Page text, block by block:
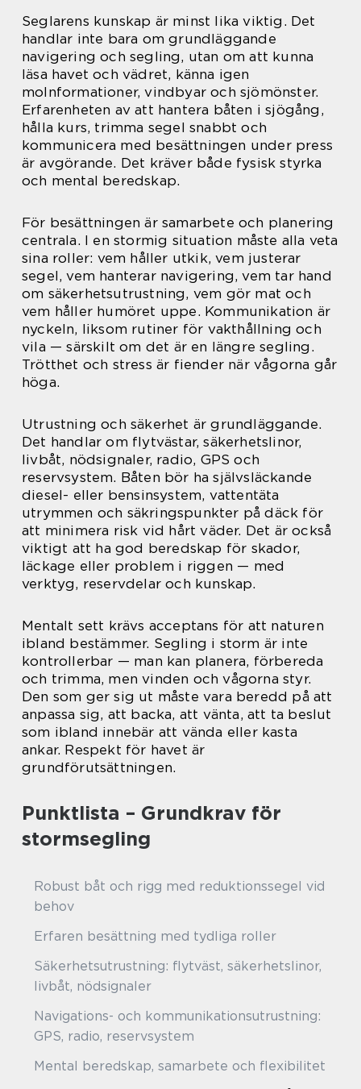
Seglarens kunskap är minst lika viktig. Det
handlar inte bara om grundläggande
navigering och segling, utan om att kunna
läsa havet och vädret, känna igen
molnformationer, vindbyar och sjö­mönster.
Erfarenheten av att hantera båten i sjögång,
hålla kurs, trimma segel snabbt och
kommunicera med besättningen under press
är avgörande. Det kräver både fysisk styrka
och mental beredskap.
För besättningen är samarbete och planering
centrala. I en stormig situation måste alla veta
sina roller: vem håller utkik, vem justerar
segel, vem hanterar navigering, vem tar hand
om säkerhetsutrustning, vem gör mat och
vem håller humöret uppe. Kommunikation är
nyckeln, liksom rutiner för vakthållning och
vila — särskilt om det är en längre segling.
Trötthet och stress är fiender när vågorna går
höga.
Utrustning och säkerhet är grundläggande.
Det handlar om flytvästar, säkerhetslinor,
livbåt, nödsignaler, radio, GPS och
reservsystem. Båten bör ha självsläckande
diesel- eller bensinsystem, vattentäta
utrymmen och säkringspunkter på däck för
att minimera risk vid hårt väder. Det är också
viktigt att ha god beredskap för skador,
läckage eller problem i riggen — med
verktyg, reservdelar och kunskap.
Mentalt sett krävs acceptans för att naturen
ibland bestämmer. Segling i storm är inte
kontrollerbar — man kan planera, förbereda
och trimma, men vinden och vågorna styr.
Den som ger sig ut måste vara beredd på att
anpassa sig, att backa, att vänta, att ta beslut
som ibland innebär att vända eller kasta
ankar. Respekt för havet är
grundförutsättningen.
Punktlista – Grundkrav för
stormsegling
Robust båt och rigg med reduktionssegel vid
behov
Erfaren besättning med tydliga roller
Säkerhetsutrustning: flytväst, säkerhetslinor,
livbåt, nödsignaler
Navigations- och kommunikationsutrustning:
GPS, radio, reservsystem
Mental beredskap, samarbete och flexibilitet